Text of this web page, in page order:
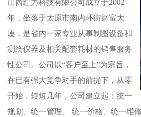
山西红力科技有限公司成立于2002
年，坐落于太原市南内环街财富大
厦，是省内一家专业从事制图设备和
测绘仪器及相关配套耗材的销售服务
性公司。公司以“客户至上”为宗旨，
在已有强大竞争对手的前提下，从零
开始，短短几年，公司建立起：统一
规划、统一管理、 统一价格、统一维